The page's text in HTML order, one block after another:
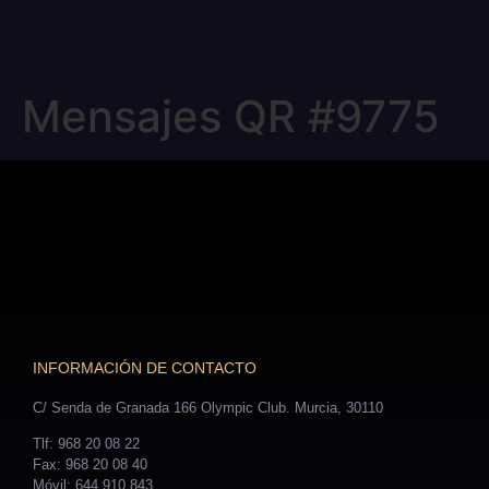
Mensajes QR #9775
INFORMACIÓN DE CONTACTO
C/ Senda de Granada 166 Olympic Club. Murcia, 30110
Tlf: 968 20 08 22
Fax: 968 20 08 40
Móvil: 644 910 843